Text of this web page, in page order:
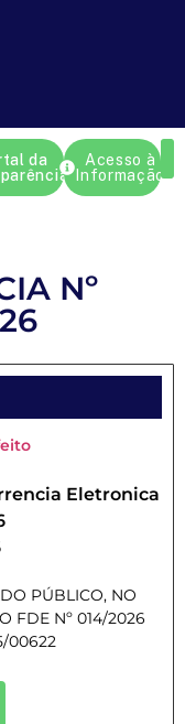
da
Acesso à
Informação
Nº
Eletronica
PÚBLICO, NO
FDE Nº 014/2026
00622